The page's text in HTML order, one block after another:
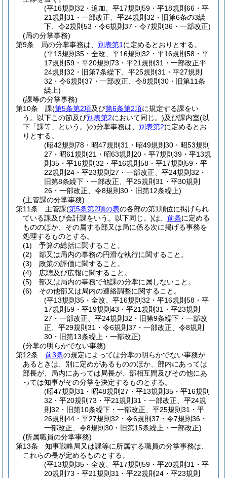
(平16規則32・追加、平17規則59・平18規則66・平
21規則31・一部改正、平24規則32・旧第6条の3繰
下、令2規則53・令6規則37・令7規則36・一部改正)
(局の分掌事務)
第9条
局の分掌事務は、 別表第1 に定めるとおりとする。
(平13規則35・全改、平16規則32・平16規則58・平
17規則59・平20規則73・平21規則31・一部改正平
24規則32・旧第7条繰下、平25規則31・平27規則
32・令6規則37・一部改正、令8規則30・旧第11条
繰上)
(課等の分掌事務)
第10条
課(第5条第2項及び第6条第2項に規定する課をい
う。以下この節及び別表第2において同じ。)及び課内室(以
下「課等」という。)の分掌事務は、 別表第2に定めるとお
りとする。
(昭42規則78・昭47規則31・昭49規則30・昭53規則
27・昭61規則21・昭63規則20・平7規則39・平13規
則35・平16規則32・平16規則58・平17規則59・平
22規則24・平23規則27・一部改正、平24規則32・
旧第8条繰下・一部改正、平25規則31・平30規則
26・一部改正、令8規則30・旧第12条繰上)
(主管課の分掌事務)
第11条
主管課(第5条第2項の表の各部の第1順位に掲げられ
ている課及び会計課をいう。以下同じ。)は、 前条に定める
もののほか、その属する部又は局に係る次に掲げる事務を
処理するものとする。
(1)
予算の総括に関すること。
(2)
部又は局内の事務の円滑な執行に関すること。
(3)
政策の評価に関すること。
(4)
広聴及び広報に関すること。
(5)
部又は局内の事務で他課の分掌に属しないこと。
(6)
その他部又は局内の連絡調整に関すること。
(平13規則35・全改、平16規則32・平16規則58・平
17規則59・平19規則43・平21規則31・平23規則
27・一部改正、平24規則32・旧第9条繰下・一部改
正、平29規則31・令6規則37・一部改正、令8規則
30・旧第13条繰上・一部改正)
(分掌の明らかでない事務)
第12条
前3条の規定によっては分掌の明らかでない事務が
あるときは、別に定めがあるもののほか、部内にあっては
部長が、局内にあっては局長が、部相互間及びその他にあ
っては知事がその分掌を決定するものとする。
(昭47規則31・昭48規則27・平13規則35・平16規則
32・平20規則73・平21規則31・一部改正、平24規
則32・旧第10条繰下・一部改正、平25規則31・平
26規則44・平27規則32・令6規則37・令7規則36・
一部改正、令8規則30・旧第15条繰上・一部改正)
(所属職員の分掌事務)
第13条
知事戦略局又は課等に所属する職員の分掌事務は、
これらの長が定めるものとする。
(平13規則35・全改、平17規則59・平20規則31・平
20規則73・平21規則31・平22規則24・平23規則